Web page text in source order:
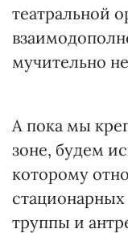
театральной
мучительно
А пока мы
зоне, будем
которому
стационарных
труппы и